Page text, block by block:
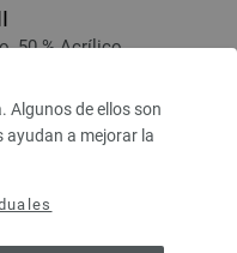
Algunos de ellos son
ayudan a mejorar la
50 % Acrílico
7 - 8
Precio base: